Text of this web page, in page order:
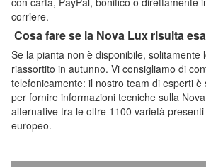
corriere.
Cosa fare se la Nova Lux risulta
Se la pianta non è disponibile, solitamente
riassortito in autunno. Vi consigliamo di
telefonicamente: il nostro team di esperti è
per fornire informazioni tecniche sulla
alternative tra le oltre 1100 varietà
europeo.